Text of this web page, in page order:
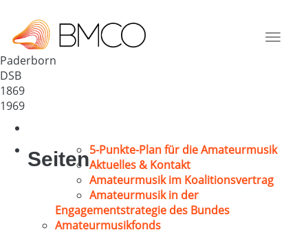
Toggle
Deutschland
33098
Paderborn
DSB
1869
1969
Seiten5-Punkte-Plan für die Amateurmusik
Aktuelles & Kontakt
Amateurmusik im Koalitionsvertrag
Amateurmusik in der
Engagementstrategie des Bundes
Amateurmusikfonds